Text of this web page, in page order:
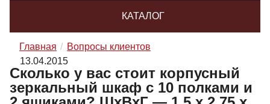
КАТАЛОГ
Главная
Вопросы клиентов
13.04.2015
Сколько у вас стоит корпусный
зеркальный шкаф с 10 полками и